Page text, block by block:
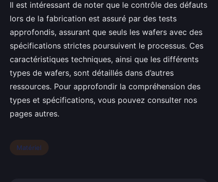
Il est intéressant de noter que le contrôle des défauts
lors de la fabrication est assuré par des tests
approfondis, assurant que seuls les wafers avec des
spécifications strictes poursuivent le processus. Ces
caractéristiques techniques, ainsi que les différents
types de wafers, sont détaillés dans d’autres
ressources. Pour approfondir la compréhension des
types et spécifications, vous pouvez consulter nos
pages autres.
Matériel